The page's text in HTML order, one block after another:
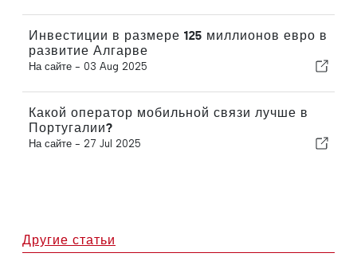
Инвестиции в размере 125 миллионов евро в
развитие Алгарве
На сайте - 03 Aug 2025
Какой оператор мобильной связи лучше в
Португалии?
На сайте - 27 Jul 2025
Другие статьи